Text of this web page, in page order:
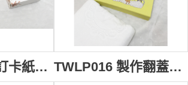
TWLP017 自訂卡紙開窗毛巾盒 訂做單條毛巾禮盒款式 設計面巾禮盒款式 毛巾盒生產商 TWLP016 製作翻蓋套裝毛巾盒 自訂浴巾毛巾盒款式 訂造度身毛巾盒 毛巾盒專門店